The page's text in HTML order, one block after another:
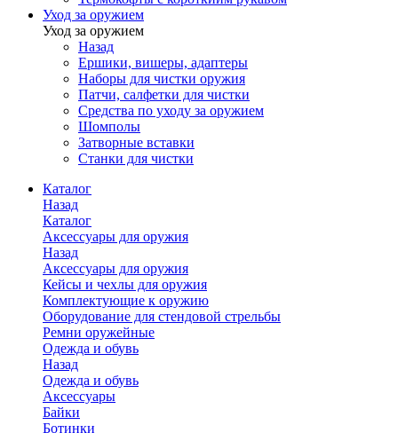
Уход за оружием
Уход за оружием
Назад
Ершики, вишеры, адаптеры
Наборы для чистки оружия
Патчи, салфетки для чистки
Средства по уходу за оружием
Шомполы
Затворные вставки
Станки для чистки
Каталог
Назад
Каталог
Аксессуары для оружия
Назад
Аксессуары для оружия
Кейсы и чехлы для оружия
Комплектующие к оружию
Оборудование для стендовой стрельбы
Ремни оружейные
Одежда и обувь
Назад
Одежда и обувь
Аксессуары
Байки
Ботинки